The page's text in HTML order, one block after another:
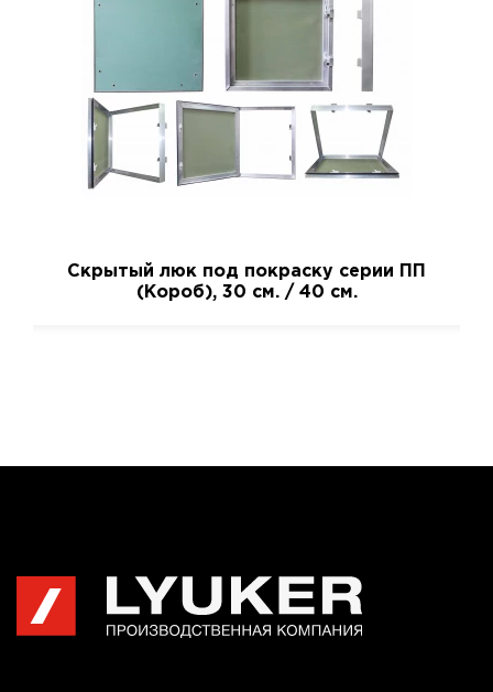
Скрытый люк под покраску серии ПП
(Короб), 30 см. / 40 см.